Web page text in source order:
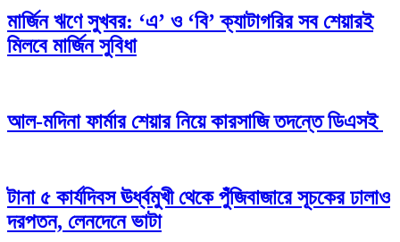
মার্জিন ঋণে সুখবর: ‘এ’ ও ‘বি’ ক্যাটাগরির সব শেয়ারই
মিলবে মার্জিন সুবিধা
আল-মদিনা ফার্মার শেয়ার নিয়ে কারসাজি তদন্তে ডিএসই
টানা ৫ কার্যদিবস ঊর্ধ্বমুখী থেকে পুঁজিবাজারে সূচকের ঢালাও
দরপতন, লেনদেনে ভাটা